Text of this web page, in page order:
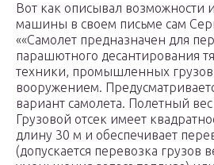
Вот как описывал возможности
машины в своем письме сам
««Самолет предназначен для
парашютного десантирования
техники, промышленных грузов
вооружением.
вариант самолета. Полетный вес
Грузовой отсек имеет
длину 30 м и обеспечивает
(допускается перевозка грузов